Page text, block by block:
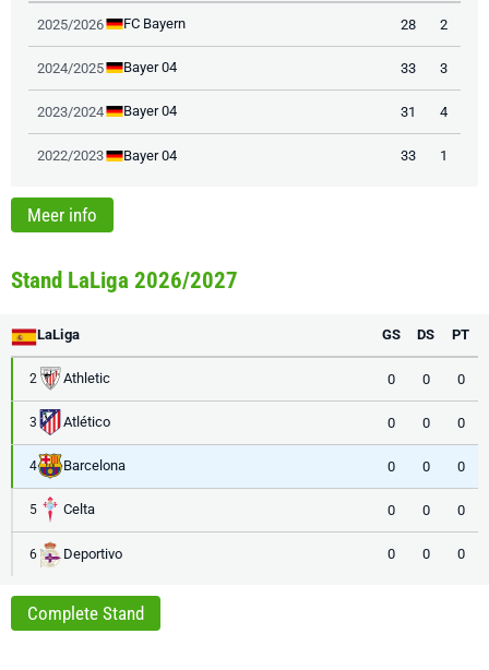
2025/2026 FC Bayern 28 2
2024/2025 Bayer 04 33 3
2023/2024 Bayer 04 31 4
2022/2023 Bayer 04 33 1
Meer info
Stand LaLiga 2026/2027
LaLiga GS DS PT
2 Athletic 0 0 0
3 Atlético 0 0 0
4 Barcelona 0 0 0
5 Celta 0 0 0
6 Deportivo 0 0 0
Complete Stand